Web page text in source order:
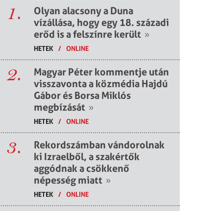
1.
Olyan alacsony a Duna
vízállása, hogy egy 18. századi
erőd is a felszínre került »
HETEK / ONLINE
2.
Magyar Péter kommentje után
visszavonta a közmédia Hajdú
Gábor és Borsa Miklós
megbízását »
HETEK / ONLINE
3.
Rekordszámban vándorolnak
ki Izraelből, a szakértők
aggódnak a csökkenő
népesség miatt »
HETEK / ONLINE